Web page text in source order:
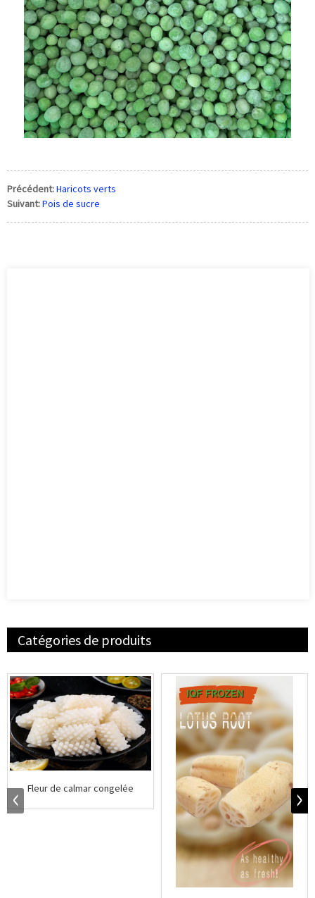
Précédent:Haricots verts
Suivant:Pois de sucre
Catégories de produits
Fleur de calmar congelée